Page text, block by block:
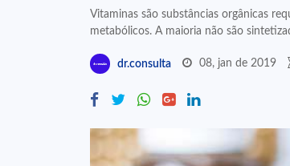
Vitaminas são substâncias orgânicas
metabólicos. A maioria não são
dr.consulta 08, jan de 2019